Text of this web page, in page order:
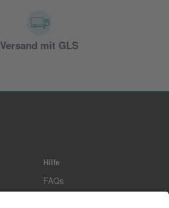
Versand mit GLS
Hilfe
FAQs